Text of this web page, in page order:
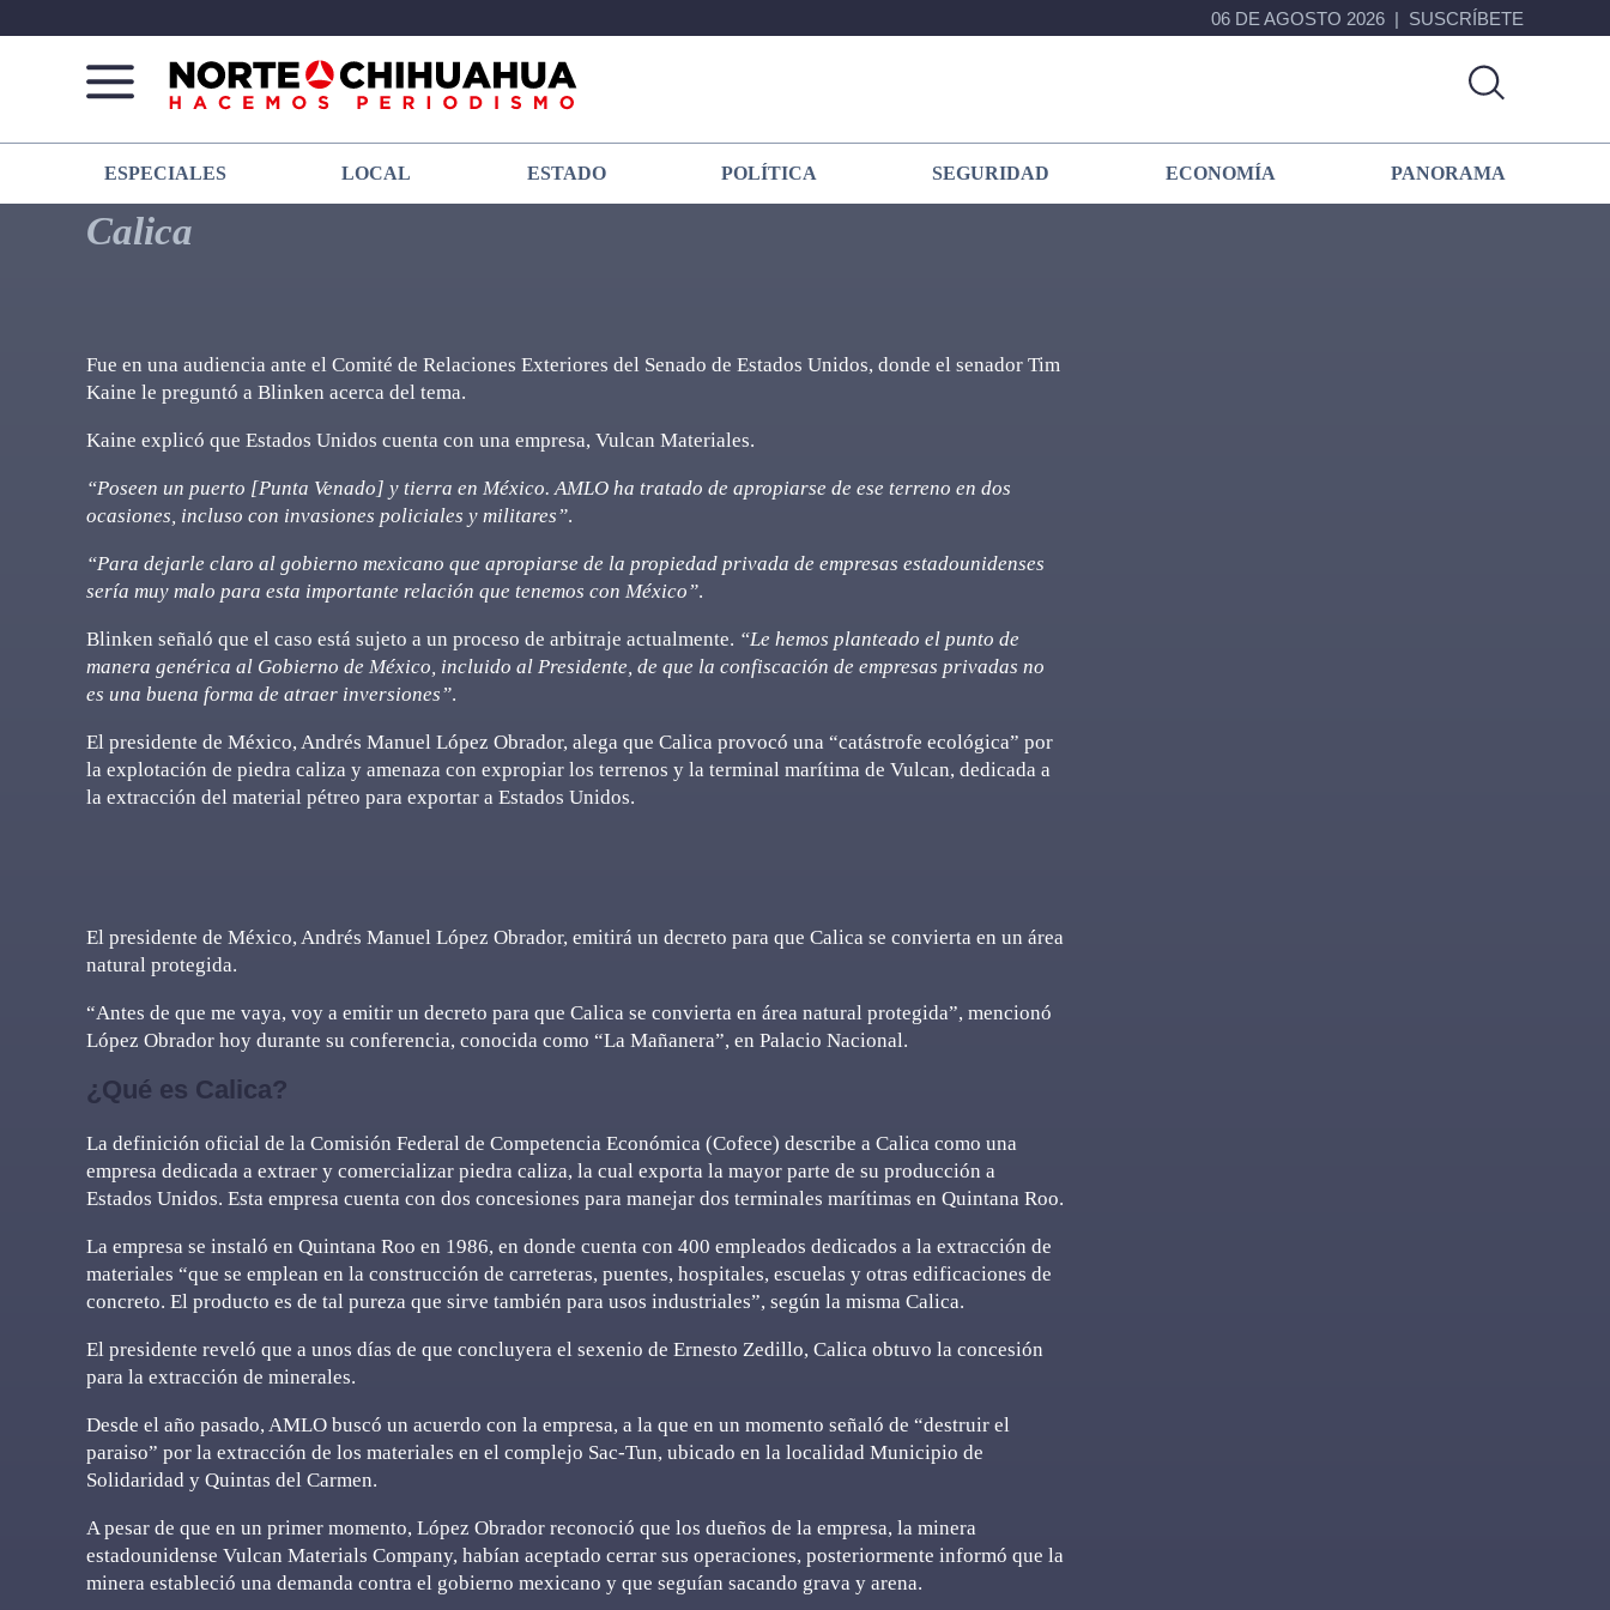
06 DE AGOSTO 2026 SUSCRÍBETE
Norte
De
Chihuahua
Más
que
noticias,
hacemos periodismo
ESPECIALES LOCAL ESTADO POLÍTICA SEGURIDAD ECONOMÍA PANORAMA
Calica
Fue en una audiencia ante el Comité de Relaciones Exteriores del Senado de Estados Unidos, donde el senador Tim
Kaine le preguntó a Blinken acerca del tema.
Kaine explicó que Estados Unidos cuenta con una empresa, Vulcan Materiales.
“Poseen un puerto [Punta Venado] y tierra en México. AMLO ha tratado de apropiarse de ese terreno en dos
ocasiones, incluso con invasiones policiales y militares”.
“Para dejarle claro al gobierno mexicano que apropiarse de la propiedad privada de empresas estadounidenses
sería muy malo para esta importante relación que tenemos con México”.
Blinken señaló que el caso está sujeto a un proceso de arbitraje actualmente. “Le hemos planteado el punto de
manera genérica al Gobierno de México, incluido al Presidente, de que la confiscación de empresas privadas no
es una buena forma de atraer inversiones”.
El presidente de México, Andrés Manuel López Obrador, alega que Calica provocó una “catástrofe ecológica” por
la explotación de piedra caliza y amenaza con expropiar los terrenos y la terminal marítima de Vulcan, dedicada a
la extracción del material pétreo para exportar a Estados Unidos.
El presidente de México, Andrés Manuel López Obrador, emitirá un decreto para que Calica se convierta en un área
natural protegida.
“Antes de que me vaya, voy a emitir un decreto para que Calica se convierta en área natural protegida”, mencionó
López Obrador hoy durante su conferencia, conocida como “La Mañanera”, en Palacio Nacional.
¿Qué es Calica?
La definición oficial de la Comisión Federal de Competencia Económica (Cofece) describe a Calica como una
empresa dedicada a extraer y comercializar piedra caliza, la cual exporta la mayor parte de su producción a
Estados Unidos. Esta empresa cuenta con dos concesiones para manejar dos terminales marítimas en Quintana Roo.
La empresa se instaló en Quintana Roo en 1986, en donde cuenta con 400 empleados dedicados a la extracción de
materiales “que se emplean en la construcción de carreteras, puentes, hospitales, escuelas y otras edificaciones de
concreto. El producto es de tal pureza que sirve también para usos industriales”, según la misma Calica.
El presidente reveló que a unos días de que concluyera el sexenio de Ernesto Zedillo, Calica obtuvo la concesión
para la extracción de minerales.
Desde el año pasado, AMLO buscó un acuerdo con la empresa, a la que en un momento señaló de “destruir el
paraiso” por la extracción de los materiales en el complejo Sac-Tun, ubicado en la localidad Municipio de
Solidaridad y Quintas del Carmen.
A pesar de que en un primer momento, López Obrador reconoció que los dueños de la empresa, la minera
estadounidense Vulcan Materials Company, habían aceptado cerrar sus operaciones, posteriormente informó que la
minera estableció una demanda contra el gobierno mexicano y que seguían sacando grava y arena.